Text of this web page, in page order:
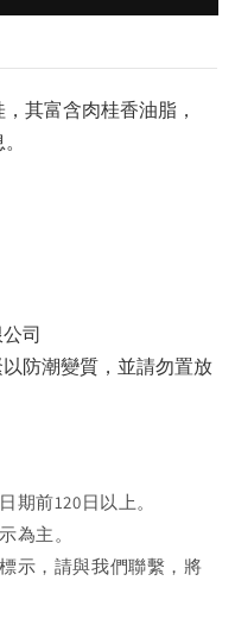
其富含肉桂香油脂，
司
防潮變質，並請勿置放
期前120日以上。
為主。
示，請與我們聯繫，將